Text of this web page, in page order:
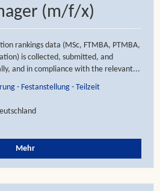
(m/f/x)
rankings data (MSc, FTMBA, PTMBA,
is collected, submitted, and
and in compliance with the relevant...
- Festanstellung - Teilzeit
Mehr